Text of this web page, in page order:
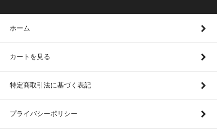
ホーム
カートを見る
特定商取引法に基づく表記
プライバシーポリシー